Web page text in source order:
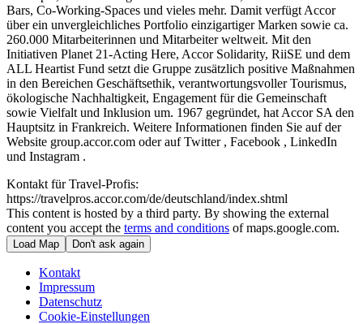
Bars, Co-Working-Spaces und vieles mehr. Damit verfügt Accor
über ein unvergleichliches Portfolio einzigartiger Marken sowie ca.
260.000 Mitarbeiterinnen und Mitarbeiter weltweit. Mit den
Initiativen Planet 21-Acting Here, Accor Solidarity, RiiSE und dem
ALL Heartist Fund setzt die Gruppe zusätzlich positive Maßnahmen
in den Bereichen Geschäftsethik, verantwortungsvoller Tourismus,
ökologische Nachhaltigkeit, Engagement für die Gemeinschaft
sowie Vielfalt und Inklusion um. 1967 gegründet, hat Accor SA den
Hauptsitz in Frankreich. Weitere Informationen finden Sie auf der
Website group.accor.com oder auf Twitter , Facebook , LinkedIn
und Instagram .
Kontakt für Travel-Profis:
https://travelpros.accor.com/de/deutschland/index.shtml
This content is hosted by a third party. By showing the external
content you accept the terms and conditions of maps.google.com.
Load Map Don't ask again
Kontakt
Impressum
Datenschutz
Cookie-Einstellungen